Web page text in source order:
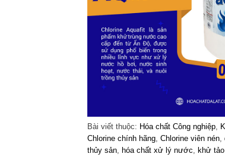
Bài viết thuộc: Hóa chất Công nghiệp,
Chlorine chính hãng, Chlorine viên nén,
thủy sản, hóa chất xử lý nước, khử